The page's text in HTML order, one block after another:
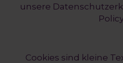
unsere
Cookies sind kleine